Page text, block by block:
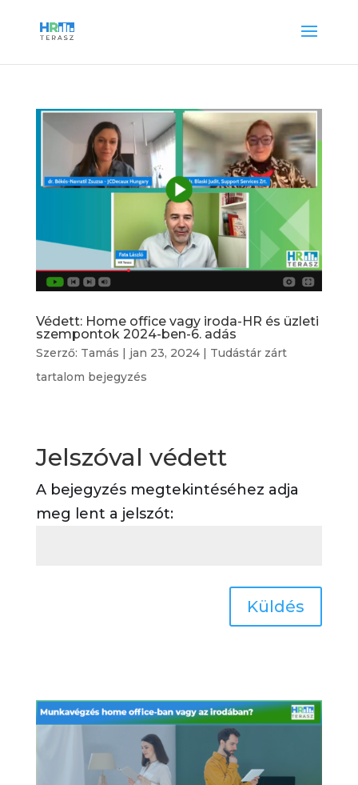
Védett: Home office vagy iroda-HR és üzleti
szempontok 2024-ben-6. adás
Szerző: Tamás | jan 23, 2024| Tudástár zárt
tartalom bejegyzés
Jelszóval védett
A bejegyzés megtekintéséhez adja
meg lent a jelszót:
Küldés